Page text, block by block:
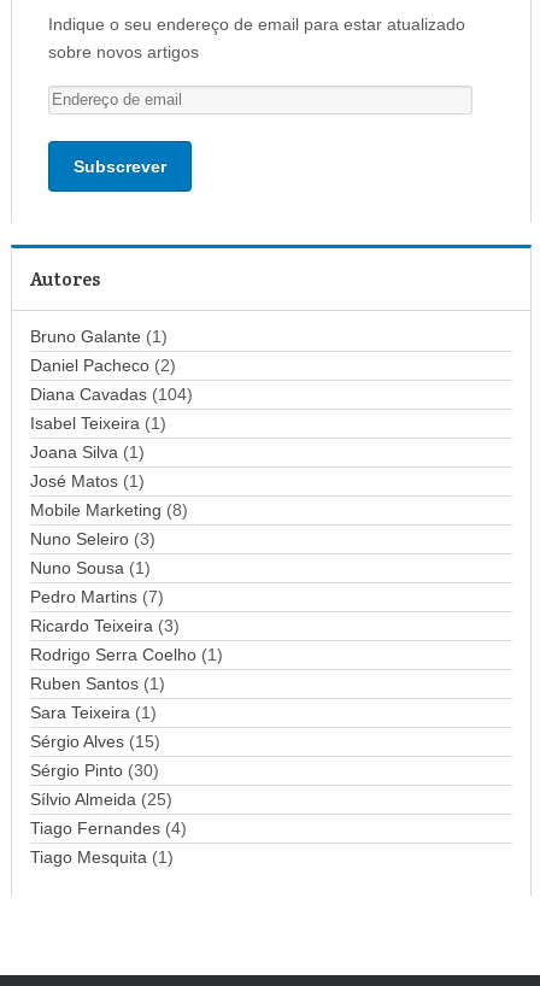
Indique o seu endereço de email para estar atualizado
sobre novos artigos
E
n
d
o
d
e
e
m
a
i
l
Autores
Bruno Galante (1)
Daniel Pacheco(2)
Diana Cavadas(104)
Isabel Teixeira(1)
Joana Silva(1)
José Matos(1)
Mobile Marketing (8)
Nuno Seleiro(3)
Nuno Sousa(1)
Pedro Martins(7)
Ricardo Teixeira(3)
Rodrigo Serra Coelho(1)
Ruben Santos(1)
Sara Teixeira(1)
Sérgio Alves(15)
Sérgio Pinto(30)
Sílvio Almeida(25)
Tiago Fernandes(4)
Tiago Mesquita(1)